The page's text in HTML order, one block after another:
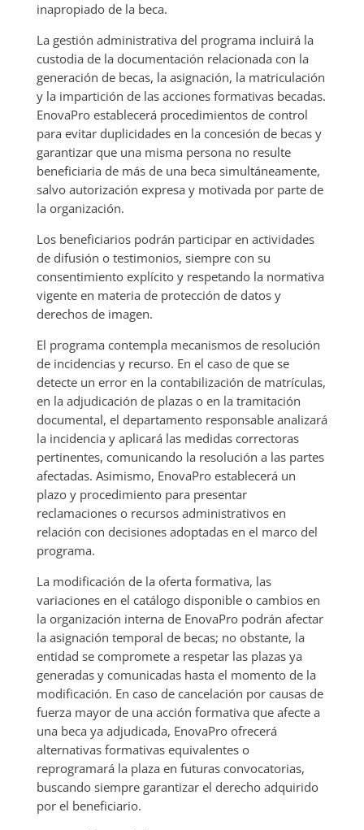
inapropiado de la beca.
La gestión administrativa del programa incluirá la
custodia de la documentación relacionada con la
generación de becas, la asignación, la matriculación
y la impartición de las acciones formativas becadas.
EnovaPro establecerá procedimientos de control
para evitar duplicidades en la concesión de becas y
garantizar que una misma persona no resulte
beneficiaria de más de una beca simultáneamente,
salvo autorización expresa y motivada por parte de
la organización.
Los beneficiarios podrán participar en actividades
de difusión o testimonios, siempre con su
consentimiento explícito y respetando la normativa
vigente en materia de protección de datos y
derechos de imagen.
El programa contempla mecanismos de resolución
de incidencias y recurso. En el caso de que se
detecte un error en la contabilización de matrículas,
en la adjudicación de plazas o en la tramitación
documental, el departamento responsable analizará
la incidencia y aplicará las medidas correctoras
pertinentes, comunicando la resolución a las partes
afectadas. Asimismo, EnovaPro establecerá un
plazo y procedimiento para presentar
reclamaciones o recursos administrativos en
relación con decisiones adoptadas en el marco del
programa.
La modificación de la oferta formativa, las
variaciones en el catálogo disponible o cambios en
la organización interna de EnovaPro podrán afectar
la asignación temporal de becas; no obstante, la
entidad se compromete a respetar las plazas ya
generadas y comunicadas hasta el momento de la
modificación. En caso de cancelación por causas de
fuerza mayor de una acción formativa que afecte a
una beca ya adjudicada, EnovaPro ofrecerá
alternativas formativas equivalentes o
reprogramará la plaza en futuras convocatorias,
buscando siempre garantizar el derecho adquirido
por el beneficiario.